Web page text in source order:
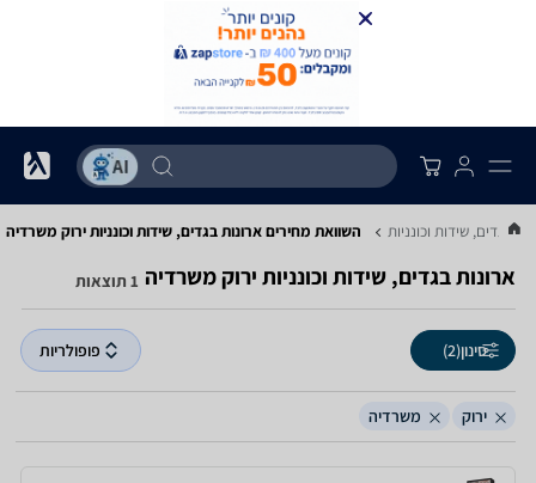
בגדים, שידות וכונניות השוואת מחירים ארונות בגדים, שידות וכונניות ‏ירוק ‏משרדיה
ארונות בגדים, שידות וכונניות ‏ירוק ‏משרדיה 1 תוצאות
סינון(2) פופולריות
ירוק משרדיה